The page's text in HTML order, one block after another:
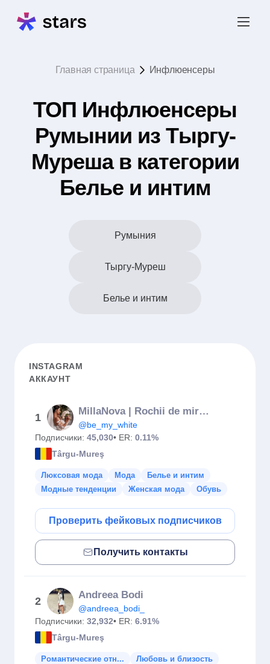
Главная страница Инфлюенсеры
ТОП Инфлюенсеры
Румынии из Тыргу-
Муреша в категории
Белье и интим
Румыния
Тыргу-Муреш
Белье и интим
INSTAGRAM
АККАУНТ
1
MillaNova | Rochii de mireasa |be my white THE WEDDING HOUSE
@be_my_white
Подписчики: 45,030• ER: 0.11%
Târgu-Mureş
Люксовая мода Мода
Белье и интим
Модные тенденции
Женская мода Обувь
Проверить фейковых подписчиков
Получить контакты
2
Andreea Bodi
@andreea_bodi_
Подписчики: 32,932• ER: 6.91%
Târgu-Mureş
Романтические отн...
Любовь и близость